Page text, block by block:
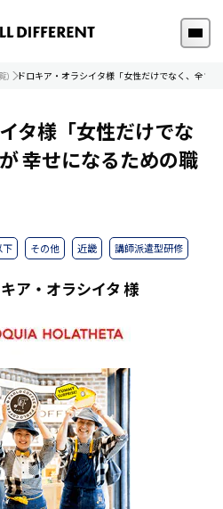
) ドロキア・オラシイタ様「女性だけでなく、全て
タ様「女性だけでな
幸せになるための職
下 その他 近畿 講師派遣型研修
ア・オラシイタ 様